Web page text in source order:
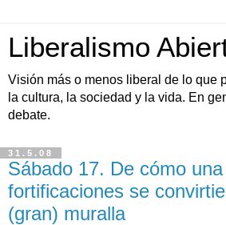
Liberalismo
Visión más o menos liberal de lo que
la cultura, la sociedad y la vida. En
debate.
31.5.08
Sábado 17. De cómo
fortificaciones se
(gran) muralla